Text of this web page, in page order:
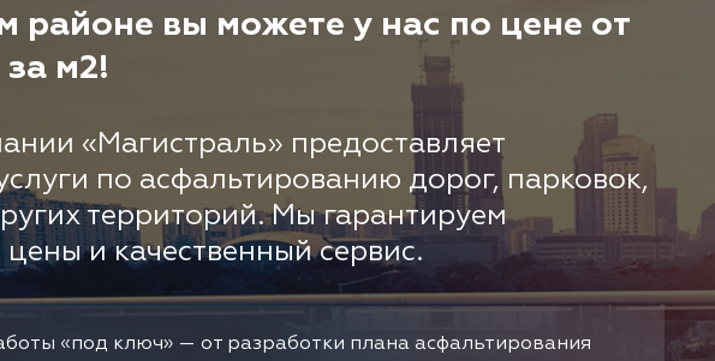
районе вы можете у нас по цене от
за м2!
«Магистраль» предоставляет
по асфальтированию дорог, парковок,
территорий. Мы гарантируем
и качественный сервис.
«под ключ» — от разработки плана асфальтирования